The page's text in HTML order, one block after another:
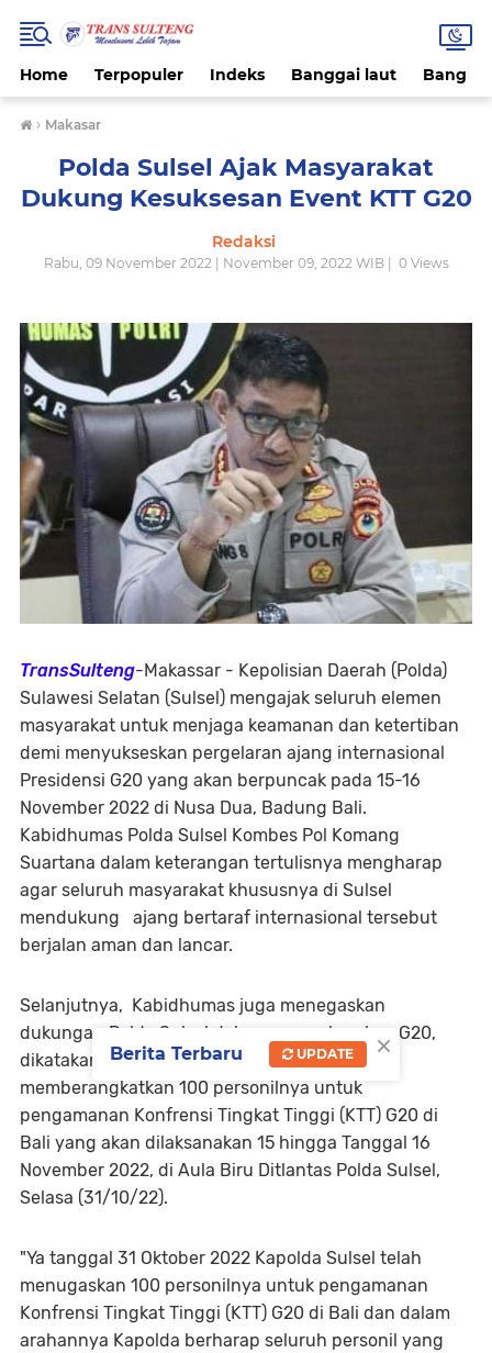
Home Terpopuler Indeks Banggai laut
› Makasar
Polda Sulsel Ajak Masyarakat
Dukung Kesuksesan Event KTT G20
Redaksi
Rabu, 09 November 2022 | November 09, 2022 WIB | 0Views
TransSulteng-Makassar - Kepolisian Daerah (Polda)
Sulawesi Selatan (Sulsel) mengajak seluruh elemen
masyarakat untuk menjaga keamanan dan ketertiban
demi menyukseskan pergelaran ajang internasional
Presidensi G20 yang akan berpuncak pada 15-16
November 2022 di Nusa Dua, Badung Bali.
Kabidhumas Polda Sulsel Kombes Pol Komang
Suartana dalam keterangan tertulisnya mengharap
agar seluruh masyarakat khususnya di Sulsel
mendukung ajang bertaraf internasional tersebut
berjalan aman dan lancar.
Selanjutnya, Kabidhumas juga menegaskan
dukungan Polda Sulsel dalam mensukseskan G20,
dikatakannya Polda Sulsel sendiri telah
memberangkatkan 100 personilnya untuk
pengamanan Konfrensi Tingkat Tinggi (KTT) G20 di
Bali yang akan dilaksanakan 15 hingga Tanggal 16
November 2022, di Aula Biru Ditlantas Polda Sulsel,
Selasa (31/10/22).
"Ya tanggal 31 Oktober 2022 Kapolda Sulsel telah
menugaskan 100 personilnya untuk pengamanan
Konfrensi Tingkat Tinggi (KTT) G20 di Bali dan dalam
arahannya Kapolda berharap seluruh personil yang
×
Berita Terbaru UPDATE